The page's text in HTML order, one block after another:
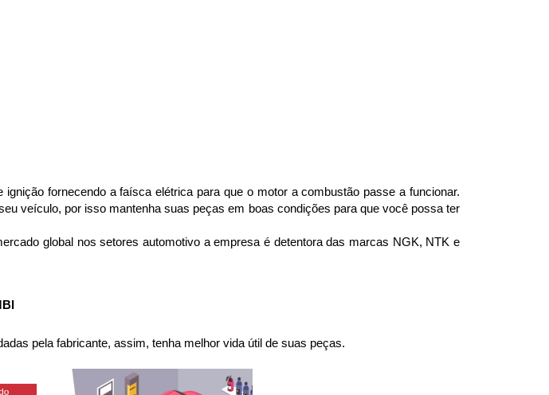
fornecendo a faísca elétrica para que o motor a combustão passe a funcionar.
veículo, por isso mantenha suas peças em boas condições para que você possa ter
global nos setores automotivo a empresa é detentora das marcas NGK, NTK e
pela fabricante, assim, tenha melhor vida útil de suas peças.